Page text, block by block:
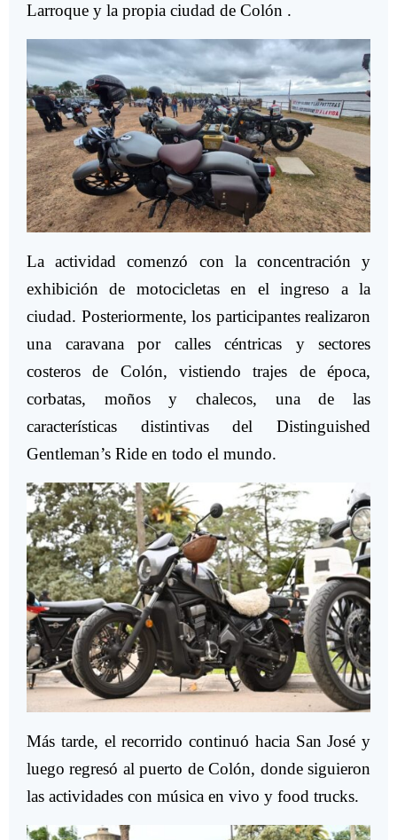
Larroque y la propia ciudad de Colón .
La actividad comenzó con la concentración y
exhibición de motocicletas en el ingreso a la
ciudad. Posteriormente, los participantes realizaron
una caravana por calles céntricas y sectores
costeros de Colón, vistiendo trajes de época,
corbatas, moños y chalecos, una de las
características distintivas del Distinguished
Gentleman’s Ride en todo el mundo.
Más tarde, el recorrido continuó hacia San José y
luego regresó al puerto de Colón, donde siguieron
las actividades con música en vivo y food trucks.